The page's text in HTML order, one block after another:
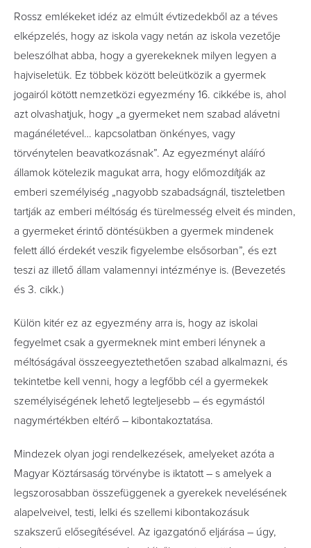
Rossz emlékeket idéz az elmúlt évtizedekből az a téves
elképzelés, hogy az iskola vagy netán az iskola vezetője
beleszólhat abba, hogy a gyerekeknek milyen legyen a
hajviseletük. Ez többek között beleütközik a gyermek
jogairól kötött nemzetközi egyezmény 16. cikkébe is, ahol
azt olvashatjuk, hogy „a gyermeket nem szabad alávetni
magánéletével… kapcsolatban önkényes, vagy
törvénytelen beavatkozásnak”. Az egyezményt aláíró
államok kötelezik magukat arra, hogy előmozdítják az
emberi személyiség „nagyobb szabadságnál, tiszteletben
tartják az emberi méltóság és türelmesség elveit és minden,
a gyermeket érintő döntésükben a gyermek mindenek
felett álló érdekét veszik figyelembe elsősorban”, és ezt
teszi az illető állam valamennyi intézménye is. (Bevezetés
és 3. cikk.)
Külön kitér ez az egyezmény arra is, hogy az iskolai
fegyelmet csak a gyermeknek mint emberi lénynek a
méltóságával összeegyeztethetően szabad alkalmazni, és
tekintetbe kell venni, hogy a legfőbb cél a gyermekek
személyiségének lehető legteljesebb – és egymástól
nagymértékben eltérő – kibontakoztatása.
Mindezek olyan jogi rendelkezések, amelyeket azóta a
Magyar Köztársaság törvénybe is iktatott – s amelyek a
legszorosabban összefüggenek a gyerekek nevelésének
alapelveivel, testi, lelki és szellemi kibontakozásuk
szakszerű elősegítésével. Az igazgatónő eljárása – úgy,